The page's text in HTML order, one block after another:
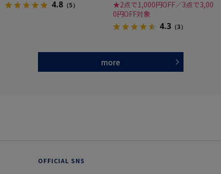
4.8 （5）
★2点で1,000円OFF／3点で3,00
0円OFF対象
4.3 （3）
more
OFFICIAL SNS